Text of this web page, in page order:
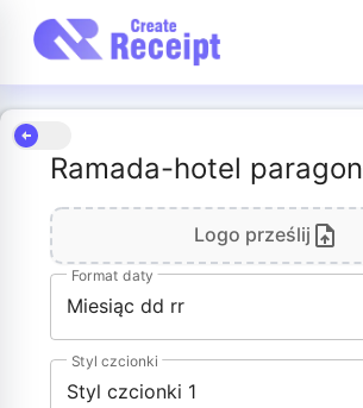
Ramada-hotel paragon
Logo prześlij
Format daty
Miesiąc dd rr
Styl czcionki
Styl czcionki 1